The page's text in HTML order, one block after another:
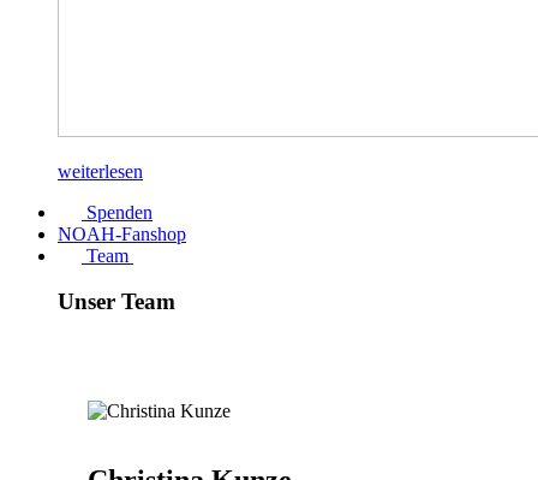
weiterlesen
Spenden
NOAH-Fanshop
Team
Unser Team